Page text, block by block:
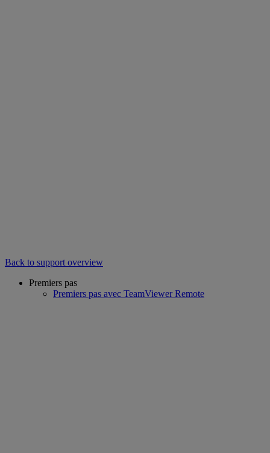
Back to support overview
Premiers pas
Premiers pas avec TeamViewer Remote